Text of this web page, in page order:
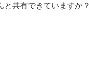
と共有できていますか？